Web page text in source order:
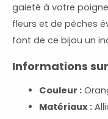
gaieté à votre
fleurs et de pêches
font de ce bijou un
Informations
Couleur :
Matériaux :